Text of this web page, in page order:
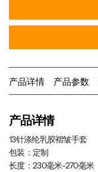
产品详情 产品参数
产品详情
13针涤纶乳胶褶皱手套
包装：定制
长度：230毫米-270毫米